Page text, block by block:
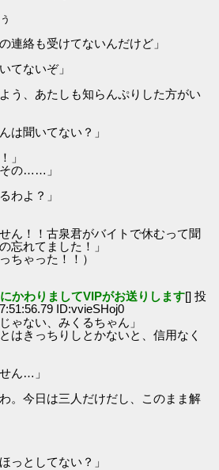
連絡も受けてないんだけど」
てないぞ」
う、あたしも知らんぷりした方がい
は聞いてない？」
」
の……」
わよ？」
ん！！古泉君がバイトで休むって聞
忘れてました！」
ちゃった！！）
かわりましてVIPがお送りします[] 投
ID:vvieSHoj0
ゃない、みくるちゃん」
はきっちりしとかないと、信用なく
ん…」
。今日は三人だけだし、このまま解
っとしてない？」